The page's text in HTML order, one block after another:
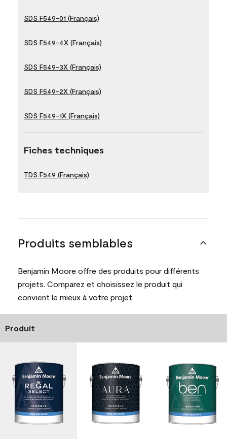
SDS F549-01 (Français)
SDS F549-4X (Français)
SDS F549-3X (Français)
SDS F549-2X (Français)
SDS F549-1X (Français)
Fiches techniques
TDS F549 (Français)
Produits semblables
Benjamin Moore offre des produits pour différents
projets. Comparez et choisissez le produit qui
convient le mieux à votre projet.
Produit